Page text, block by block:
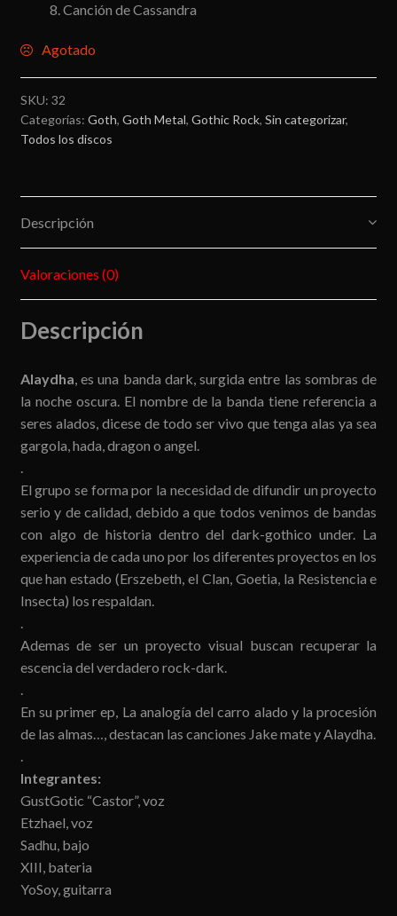
Canción de Cassandra
Agotado
SKU: 32
Categorías: Goth, Goth Metal, Gothic Rock, Sin categorizar,
Todos los discos
Descripción
Valoraciones (0)
Descripción
Alaydha, es una banda dark, surgida entre las sombras de
la noche oscura. El nombre de la banda tiene referencia a
seres alados, dicese de todo ser vivo que tenga alas ya sea
gargola, hada, dragon o angel.
.
El grupo se forma por la necesidad de difundir un proyecto
serio y de calidad, debido a que todos venimos de bandas
con algo de historia dentro del dark-gothico under. La
experiencia de cada uno por los diferentes proyectos en los
que han estado (Erszebeth, el Clan, Goetia, la Resistencia e
Insecta) los respaldan.
.
Ademas de ser un proyecto visual buscan recuperar la
escencia del verdadero rock-dark.
.
En su primer ep, La analogía del carro alado y la procesión
de las almas…, destacan las canciones Jake mate y Alaydha.
.
Integrantes:
GustGotic “Castor”, voz
Etzhael, voz
Sadhu, bajo
XIII, bateria
YoSoy, guitarra